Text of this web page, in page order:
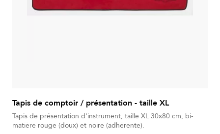
Tapis de comptoir / présentation - taille XL
Tapis de présentation d'instrument, taille XL 30x80 cm, bi-
matière rouge (doux) et noire (adhérente).